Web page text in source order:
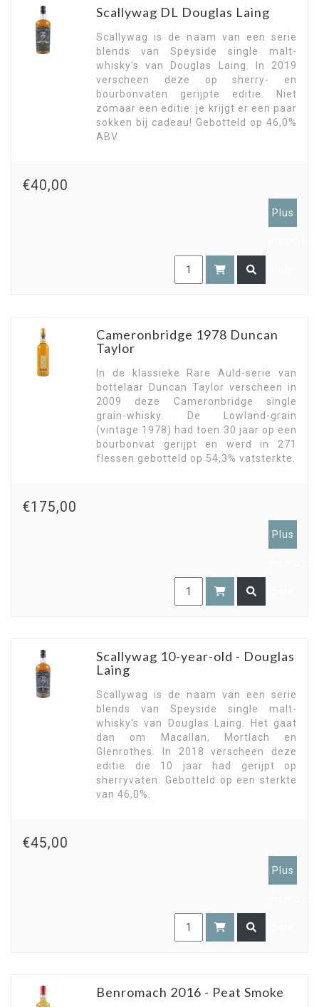
Scallywag DL Douglas Laing
Scallywag is de naam van een serie
blends van Speyside single malt-
whisky's van Douglas Laing. In 2019
verscheen deze op sherry- en
bourbonvaten gerijpte editie. Niet
zomaar een editie: je krijgt er een paar
sokken bij cadeau! Gebotteld op 46,0%
ABV.
€40,00
Plus
Cameronbridge 1978 Duncan
Taylor
In de klassieke Rare Auld-serie van
bottelaar Duncan Taylor verscheen in
2009 deze Cameronbridge single
grain-whisky. De Lowland-grain
(vintage 1978) had toen 30 jaar op een
bourbonvat gerijpt en werd in 271
flessen gebotteld op 54,3% vatsterkte.
€175,00
Plus
Scallywag 10-year-old - Douglas
Laing
Scallywag is de naam van een serie
blends van Speyside single malt-
whisky's van Douglas Laing. Het gaat
dan om Macallan, Mortlach en
Glenrothes. In 2018 verscheen deze
editie die 10 jaar had gerijpt op
sherryvaten. Gebotteld op een sterkte
van 46,0%.
€45,00
Plus
Benromach 2016 - Peat Smoke